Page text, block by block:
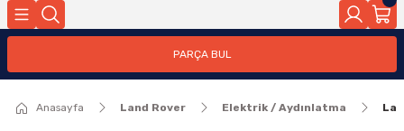
PARÇA BUL
Anasayfa Land Rover Elektrik / Aydınlatma